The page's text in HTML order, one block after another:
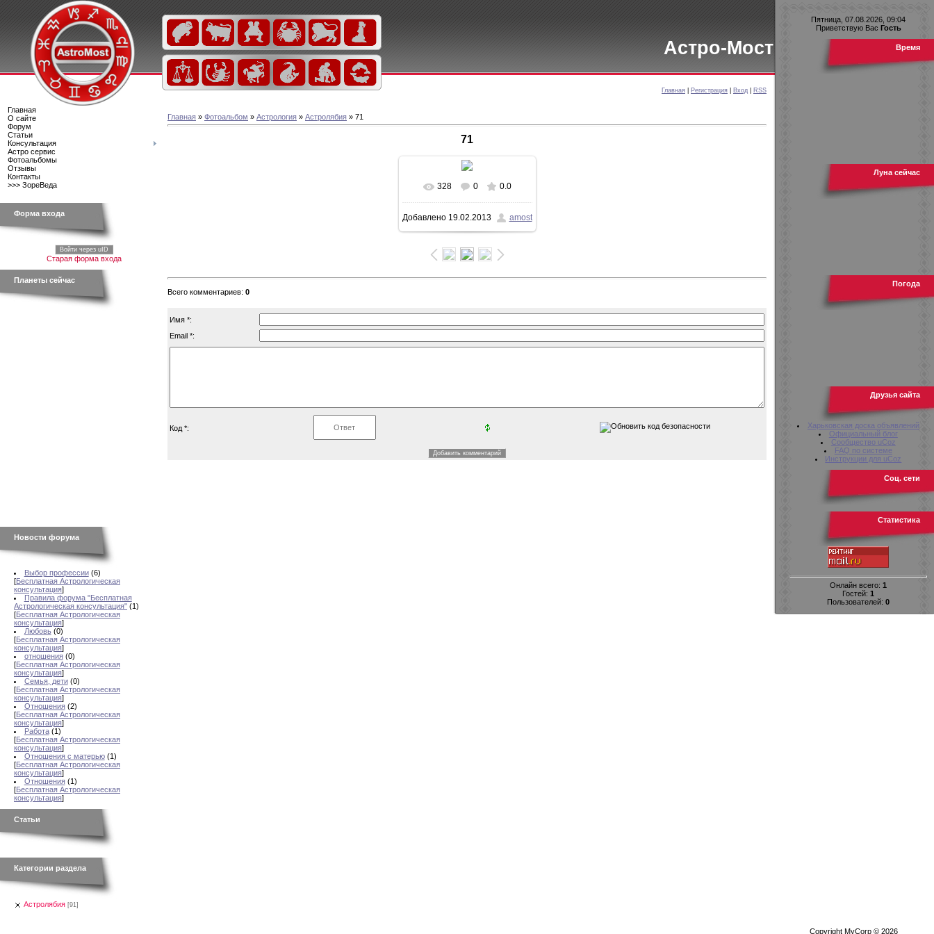
Астро-Мост
Главная Регистрация Вход RSS
Главная
О сайте
Форум
Статьи
Консультация
Астро сервис
Фотоальбомы
Отзывы
Контакты
>>> ЗореВеда
Форма входа
Войти через uID
Старая форма входа
Планеты сейчас
Новости форума
Выбор профессии (6)
[Бесплатная Астрологическая
консультация]
Правила форума "Бесплатная
Астрологическая консультация" (1)
[Бесплатная Астрологическая
консультация]
Любовь (0)
[Бесплатная Астрологическая
консультация]
отношения (0)
[Бесплатная Астрологическая
консультация]
Семья, дети (0)
[Бесплатная Астрологическая
консультация]
Отношения (2)
[Бесплатная Астрологическая
консультация]
Работа (1)
[Бесплатная Астрологическая
консультация]
Отношения с матерью (1)
[Бесплатная Астрологическая
консультация]
Отношения (1)
[Бесплатная Астрологическая
консультация]
Статьи
Категории раздела
Астролябия [91]
Главная » Фотоальбом » Астрология » Астролябия » 71
71
В реальном размере
520x694/ 99.5Kb
328 0 0.0
Добавлено19.02.2013 amost
Всего комментариев: 0
Имя *:
Email *:
Код *:
Пятница, 07.08.2026, 09:04
Приветствую Вас Гость
Время
Луна сейчас
Погода
Друзья сайта
Харьковская доска объявлений
Официальный блог
Сообщество uCoz
FAQ по системе
Инструкции для uCoz
Соц. сети
Статистика
Онлайн всего: 1
Гостей: 1
Пользователей: 0
Copyright MyCorp © 2026